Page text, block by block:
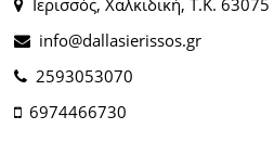
info@dallasierissos.gr
2593053070
6974466730